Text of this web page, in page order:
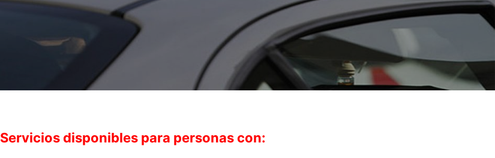
Servicios disponibles para personas con: